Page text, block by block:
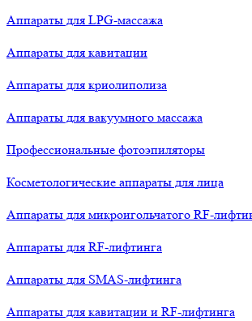
Аппараты для LPG-массажа
Аппараты для кавитации
Аппараты для криолиполиза
Аппараты для вакуумного массажа
Профессиональные фотоэпиляторы
Косметологические аппараты для лица
Аппараты для микроигольчатого RF-
Аппараты для RF-лифтинга
Аппараты для SMAS-лифтинга
Аппараты для кавитации и RF-лифтинга